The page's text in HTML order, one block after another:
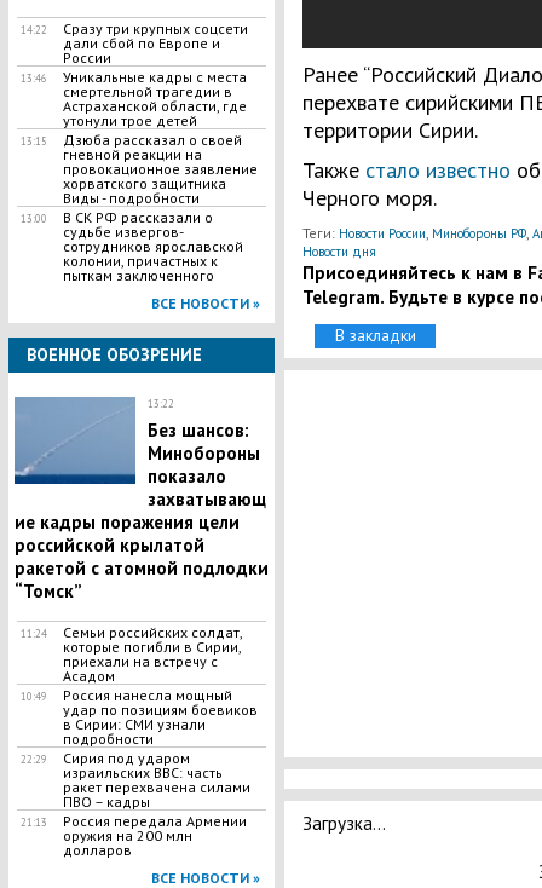
14:22
Сразу три крупных соцсети
дали сбой по Европе и
России
13:46
Уникальные кадры с места
смертельной трагедии в
Астраханской области, где
утонули трое детей
13:15
Дзюба рассказал о своей
гневной реакции на
провокационное заявление
хорватского защитника
Виды - подробности
13:00
В СК РФ рассказали о
судьбе извергов-
сотрудников ярославской
колонии, причастных к
пыткам заключенного
ВСЕ НОВОСТИ »
ВОЕННОЕ ОБОЗРЕНИЕ
13:22
Без шансов:
Минобороны
показало
захватывающ
ие кадры поражения цели
российской крылатой
ракетой с атомной подлодки
“Томск”
11:24
Семьи российских солдат,
которые погибли в Сирии,
приехали на встречу с
Асадом
10:49
Россия нанесла мощный
удар по позициям боевиков
в Сирии: СМИ узнали
подробности
22:29
Сирия под ударом
израильских ВВС: часть
ракет перехвачена силами
ПВО – кадры
21:13
Россия передала Армении
оружия на 200 млн
долларов
ВСЕ НОВОСТИ »
Ранее “Российский
перехвате сирийскими
территории Сирии.
Также стало известно
Черного моря.
Теги: Новости России Минобороны РФ,
Новости дня
Присоединяйтесь к нам в
Telegram. Будьте в курсе
В закладки
Загрузка...